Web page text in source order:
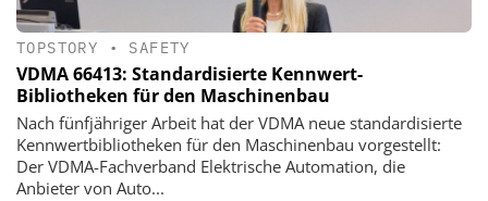
TOPSTORY • SAFETY
VDMA 66413: Standardisierte Kennwert-
Bibliotheken für den Maschinenbau
Nach fünfjähriger Arbeit hat der VDMA neue standardisierte
Kennwertbibliotheken für den Maschinenbau vorgestellt:
Der VDMA-Fachverband Elektrische Automation, die
Anbieter von Auto...